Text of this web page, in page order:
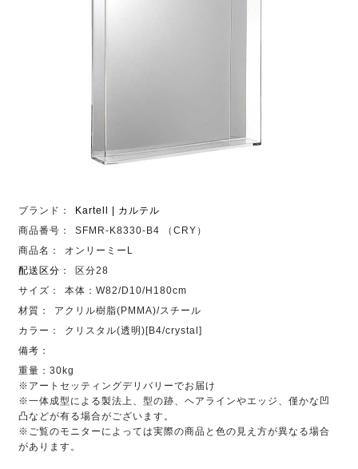
ブランド：
Kartell | カルテル
商品番号：
SFMR-K8330-B4 （CRY）
商品名：
オンリーミーL
配送区分 ：
区分28
サイズ：
本体：W82/D10/H180cm
材質：
アクリル樹脂(PMMA)/スチール
カラー：
クリスタル(透明)[B4/crystal]
備考：
重量：30kg
※アートセッティングデリバリーでお届け
※一体成型による製法上、型の跡、ヘアラインやエッジ、僅かな凹
凸などが有る場合がございます。
※ご覧のモニターによっては実際の商品と色の見え方が異なる場合
があります。